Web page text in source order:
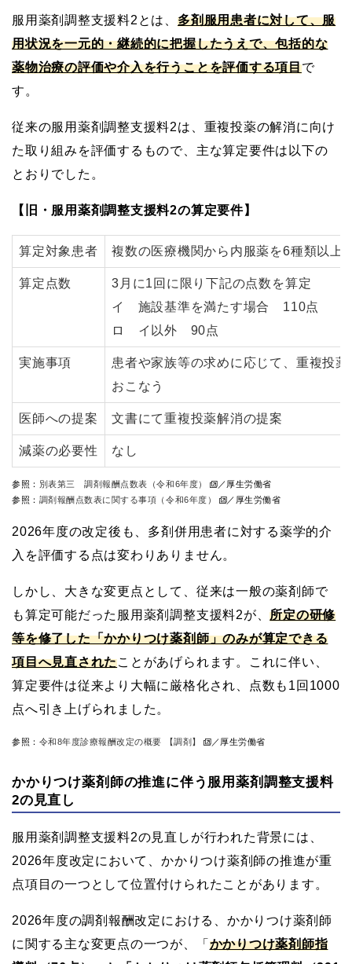
服用薬剤調整支援料2とは、 多剤服用患者に対して、服
用状況を一元的・継続的に把握したうえで、包括的な
薬物治療の評価や介入を行うことを評価する項目で
す。
従来の服用薬剤調整支援料2は、重複投薬の解消に向け
た取り組みを評価するもので、主な算定要件は以下の
とおりでした。
【旧・服用薬剤調整支援料2の算定要件】
算定対象患者 複数の医療機関から内服薬を6種類以上
算定点数
3月に1回に限り下記の点数を算定
イ 施設基準を満たす場合 110点
ロ イ以外 90点
実施事項
患者や家族等の求めに応じて、重複投
おこなう
医師への提案 文書にて重複投薬解消の提案
減薬の必要性 なし
参照： 別表第三 調剤報酬点数表（令和6年度）
／厚生労働省
参照： 調剤報酬点数表に関する事項（令和6年度） ／厚生労働省
2026年度の改定後も、多剤併用患者に対する薬学的介
入を評価する点は変わりありません。
しかし、大きな変更点として、従来は一般の薬剤師で
も算定可能だった服用薬剤調整支援料2が、所定の研修
等を修了した「かかりつけ薬剤師」のみが算定できる
項目へ見直されたことがあげられます。これに伴い、
算定要件は従来より大幅に厳格化され、点数も1回1000
点へ引き上げられました。
参照： 令和8年度診療報酬改定の概要 【調剤】 ／厚生労働省
かかりつけ薬剤師の推進に伴う服用薬剤調整支援料
2の見直し
服用薬剤調整支援料2の見直しが行われた背景には、
2026年度改定において、かかりつけ薬剤師の推進が重
点項目の一つとして位置付けられたことがあります。
2026年度の調剤報酬改定における、かかりつけ薬剤師
に関する主な変更点の一つが、「 かかりつけ薬剤師指